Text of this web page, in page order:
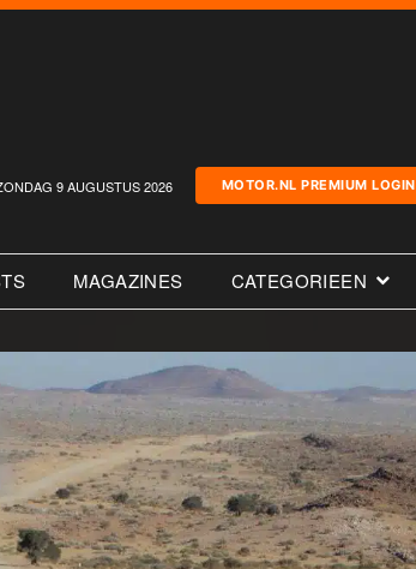
9 AUGUSTUS 2026 MOTOR.NL PREMIUM LOGIN
MAGAZINES CATEGORIEEN